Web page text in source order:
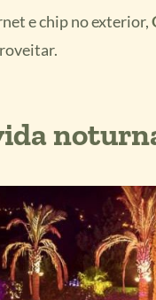
e chip no exterior,